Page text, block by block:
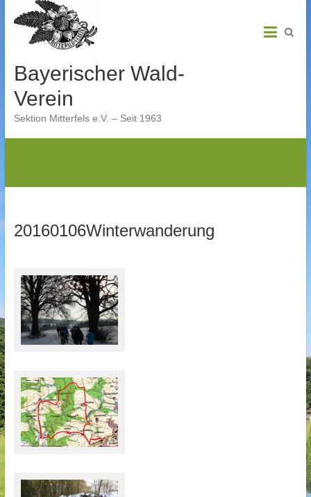
content
Bayerischer Wald-
Verein
Sektion Mitterfels e.V. – Seit 1963
20160106Winterwanderung